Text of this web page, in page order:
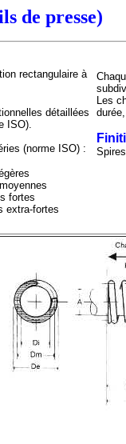
de presse)
rectangulaire à
détaillées
ISO).
(norme ISO) :
fortes
extra-fortes
Les